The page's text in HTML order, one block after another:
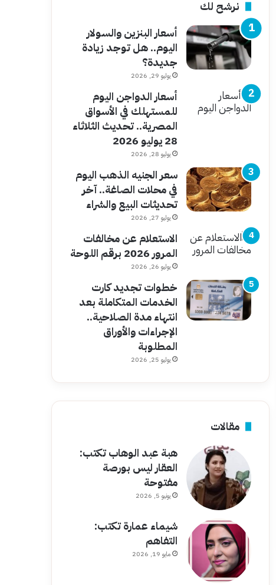
نرشح لك
أسعار البنزين والسولار
اليوم.. هل توجد زيادة
جديدة؟
يوليو 29, 2026
أسعار الدواجن اليوم
للمستهلك في الأسواق
المصرية.. تحديث الثلاثاء
28 يوليو 2026
يوليو 28, 2026
سعر الجنيه الذهب اليوم
في محلات الصاغة.. آخر
تحديثات البيع والشراء
يوليو 27, 2026
الاستعلام عن مخالفات
المرور 2026 برقم اللوحة
يوليو 26, 2026
خطوات تجديد كارت
الخدمات المتكاملة بعد
انتهاء مدة الصلاحية..
الإجراءات والأوراق
المطلوبة
يوليو 25, 2026
مقالات
هبة عبد الوهاب تكتب:
العقار ليس بورصة
مفتوحة
يونيو 5, 2026
شيماء عمارة تكتب:
التفاهم
مايو 19, 2026